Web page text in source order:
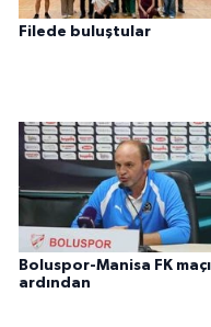
Filede buluştular
Boluspor-Manisa FK
ardından